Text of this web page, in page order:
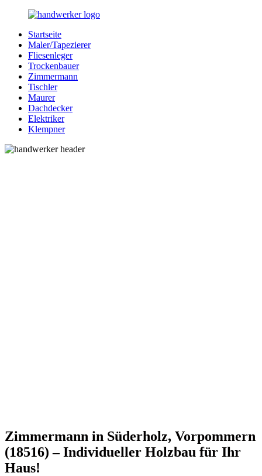
Zurück
Inhalt
Bessere-
Handwerker.de
Handwerker
Ihrer
Nähe
Startseite
Maler/Tapezierer
Fliesenleger
Trockenbauer
Zimmermann
Tischler
Maurer
Dachdecker
Elektriker
Klempner
Zimmermann in Süderholz, Vorpommern
(18516) – Individueller Holzbau für Ihr
Haus!